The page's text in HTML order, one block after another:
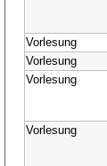
Vorlesung
Vorlesung
Vorlesung
Vorlesung